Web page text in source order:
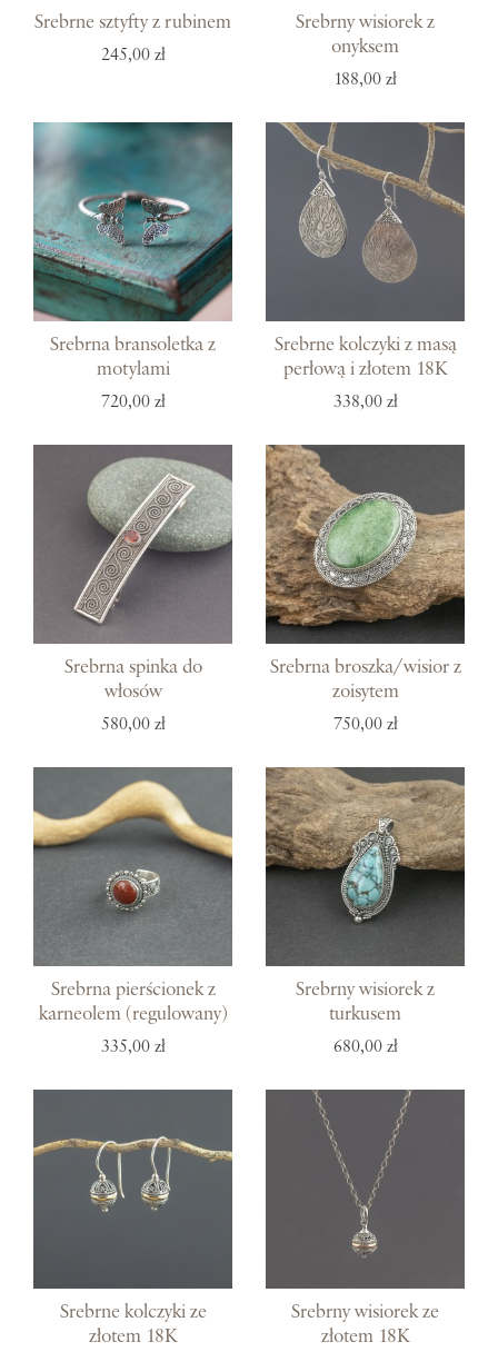
Srebrne sztyfty z rubinem
245,00 zł
Srebrny wisiorek z
onyksem
188,00 zł
Srebrna bransoletka z
motylami
720,00 zł
Srebrne kolczyki z masą
perłową i złotem 18K
338,00 zł
Srebrna spinka do
włosów
580,00 zł
Srebrna broszka/wisior z
zoisytem
750,00 zł
Srebrna pierścionek z
karneolem (regulowany)
335,00 zł
Srebrny wisiorek z
turkusem
680,00 zł
Srebrne kolczyki ze
złotem 18K
Srebrny wisiorek ze
złotem 18K